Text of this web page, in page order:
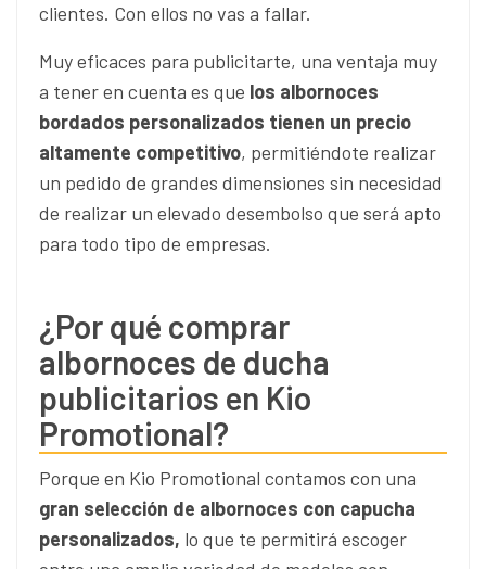
clientes. Con ellos no vas a fallar.
Muy eficaces para publicitarte, una ventaja muy
a tener en cuenta es que los albornoces
bordados personalizados tienen un precio
altamente competitivo, permitiéndote realizar
un pedido de grandes dimensiones sin necesidad
de realizar un elevado desembolso que será apto
para todo tipo de empresas.
¿Por qué comprar
albornoces de ducha
publicitarios en Kio
Promotional?
Porque en Kio Promotional contamos con una
gran selección de albornoces con capucha
personalizados, lo que te permitirá escoger